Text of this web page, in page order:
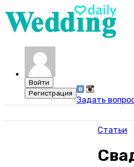
Задать
Статьи